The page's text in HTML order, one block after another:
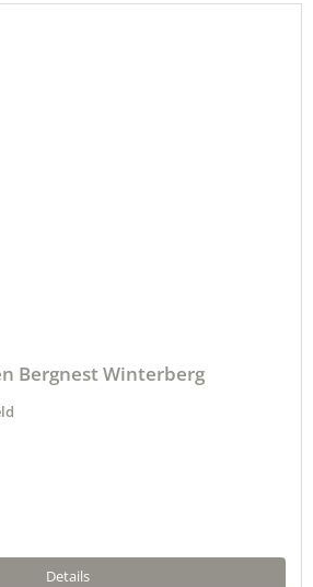
Bergnest Winterberg
Details